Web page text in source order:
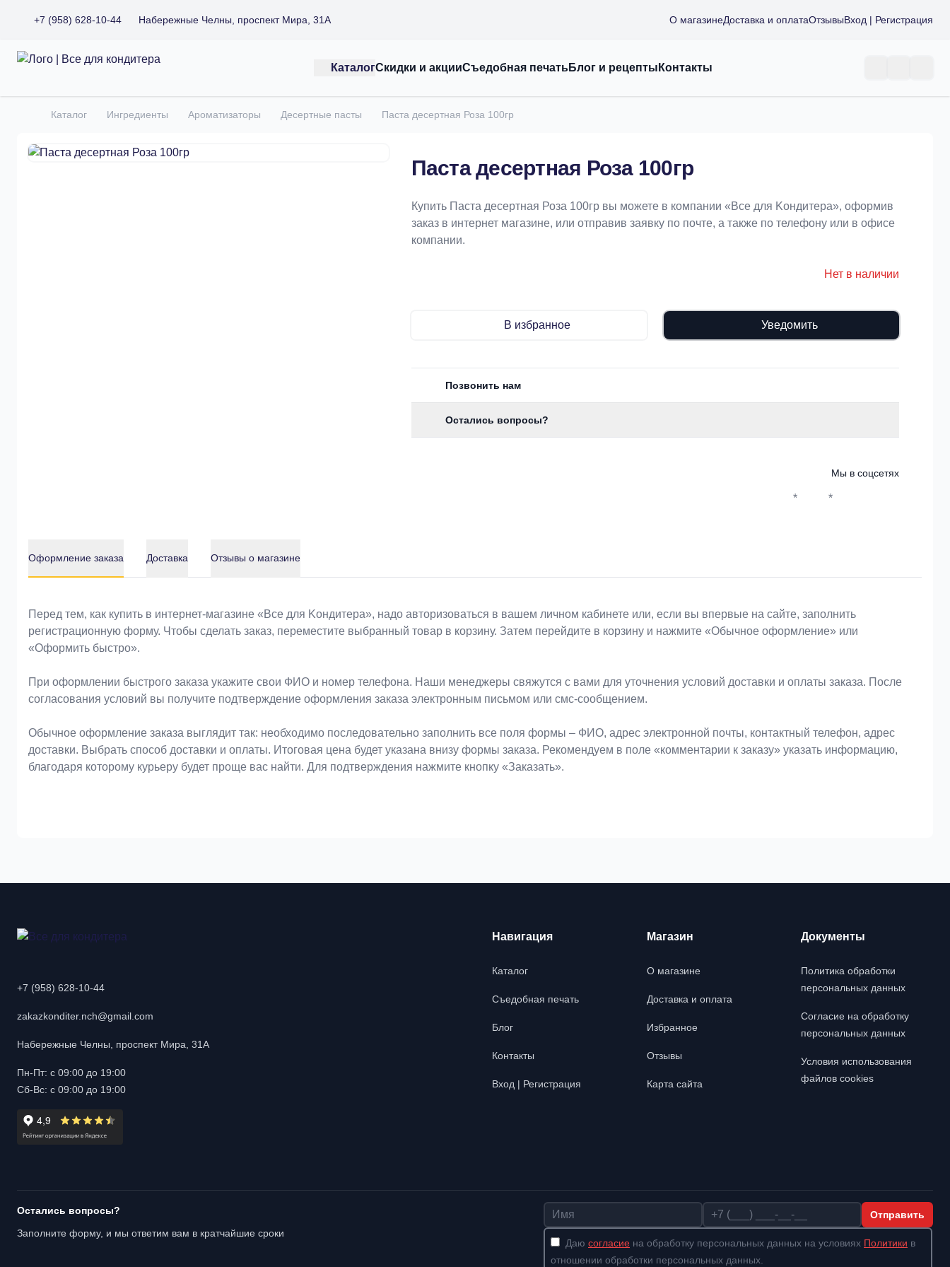
+7 (958) 628-10-44 Набережные Челны, проспект Мира, 31А О магазинеДоставка и оплатаОтзывыВход | Регистрация
Все для кондитера
КаталогСкидки и акцииСъедобная печатьБлог и рецепты Контакты
Главная
Каталог Ингредиенты Ароматизаторы Десертные пасты Паста десертная Роза 100гр
Паста десертная Роза 100гр
Купить Паста десертная Роза 100гр вы можете в компании «Bce для Koндитeрa», оформив
заказ в интернет магазине, или отправив заявку по почте, а также по телефону или в офисе
компании.
Нет в наличии
В избранное Уведомить
Позвонить нам
Остались вопросы?
Мы в соцсетях
* *
Оформление заказа Доставка Отзывы о магазине
Оформление заказа
Перед тем, как купить в интернет-магазине «Bce для Koндитeрa», надо авторизоваться в вашем личном кабинете или, если вы впервые на сайте, заполнить
регистрационную форму. Чтобы сделать заказ, переместите выбранный товар в корзину. Затем перейдите в корзину и нажмите «Обычное оформление» или
«Оформить быстро».
При оформлении быстрого заказа укажите свои ФИО и номер телефона. Наши менеджеры свяжутся с вами для уточнения условий доставки и оплаты заказа. После
согласования условий вы получите подтверждение оформления заказа электронным письмом или смс-сообщением.
Обычное оформление заказа выглядит так: необходимо последовательно заполнить все поля формы – ФИО, адрес электронной почты, контактный телефон, адрес
доставки. Выбрать способ доставки и оплаты. Итоговая цена будет указана внизу формы заказа. Рекомендуем в поле «комментарии к заказу» указать информацию,
благодаря которому курьеру будет проще вас найти. Для подтверждения нажмите кнопку «Заказать».
+7 (958) 628-10-44
zakazkonditer.nch@gmail.com
Набережные Челны, проспект Мира, 31А
Пн-Пт: с 09:00 до 19:00
Сб-Вс: с 09:00 до 19:00
Навигация
Каталог
Съедобная печать
Блог
Контакты
Вход | Регистрация
Магазин
О магазине
Доставка и оплата
Избранное
Отзывы
Карта сайта
Документы
Политика обработки
персональных данных
Согласие на обработку
персональных данных
Условия использования
файлов cookies
Остались вопросы?
Заполните форму, и мы ответим вам в кратчайшие сроки
Имя Телефон Отправить
Даю согласие на обработку персональных данных на условиях Политики в
отношении обработки персональных данных.